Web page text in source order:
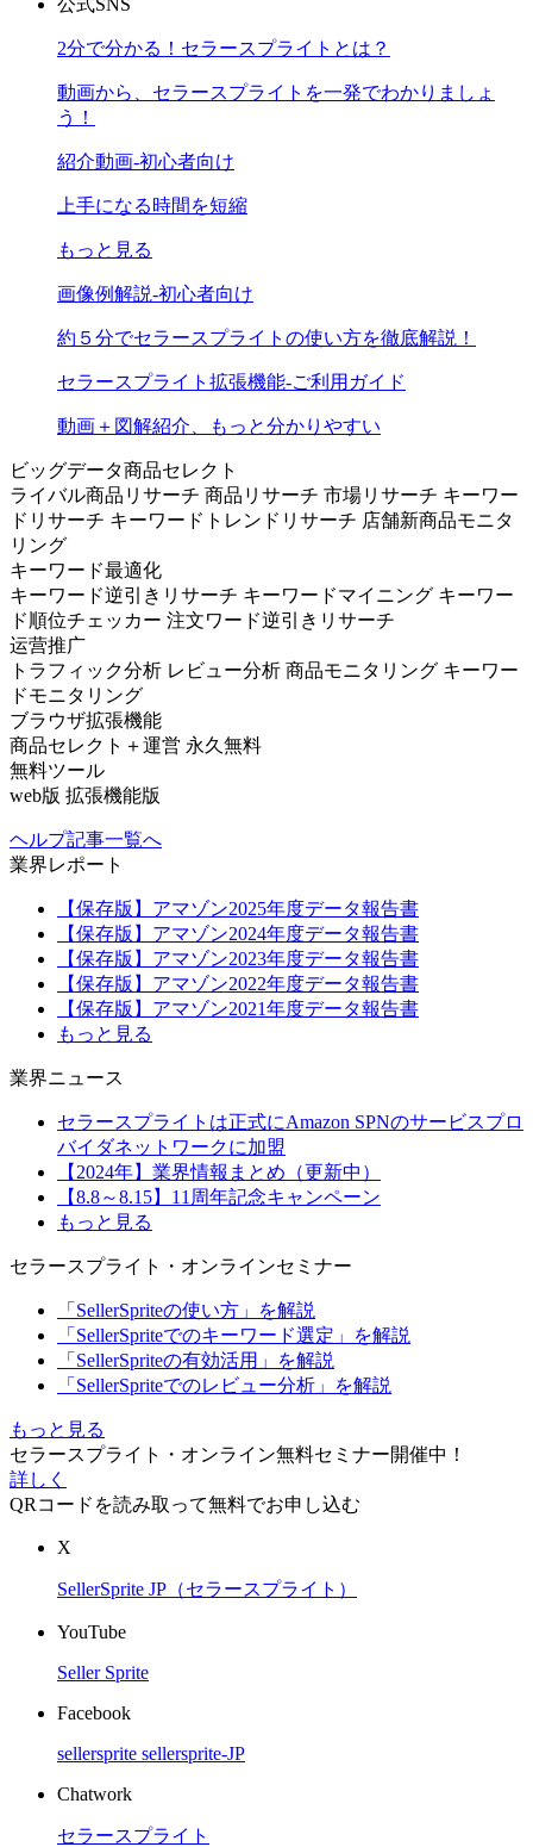
公式SNS
2分で分かる！セラースプライトとは？
動画から、セラースプライトを一発でわかりましょ
う！
紹介動画-初心者向け
上手になる時間を短縮
もっと見る
画像例解説-初心者向け
約５分でセラースプライトの使い方を徹底解説！
セラースプライト拡張機能-ご利用ガイド
動画＋図解紹介、もっと分かりやすい
ビッグデータ商品セレクト
ライバル商品リサーチ 商品リサーチ 市場リサーチ キーワー
ドリサーチ キーワードトレンドリサーチ 店舗新商品モニタ
リング
キーワード最適化
キーワード逆引きリサーチ キーワードマイニング キーワー
ド順位チェッカー 注文ワード逆引きリサーチ
运营推广
トラフィック分析 レビュー分析 商品モニタリング キーワー
ドモニタリング
ブラウザ拡張機能
商品セレクト＋運営 永久無料
無料ツール
web版 拡張機能版
ヘルプ記事一覧へ
業界レポート
【保存版】アマゾン2025年度データ報告書
【保存版】アマゾン2024年度データ報告書
【保存版】アマゾン2023年度データ報告書
【保存版】アマゾン2022年度データ報告書
【保存版】アマゾン2021年度データ報告書
もっと見る
業界ニュース
セラースプライトは正式にAmazon SPNのサービスプロ
バイダネットワークに加盟
【2024年】業界情報まとめ（更新中）
【8.8～8.15】11周年記念キャンペーン
もっと見る
セラースプライト・オンラインセミナー
「SellerSpriteの使い方」を解説
「SellerSpriteでのキーワード選定」を解説
「SellerSpriteの有効活用」を解説
「SellerSpriteでのレビュー分析」を解説
もっと見る
セラースプライト・オンライン無料セミナー開催中！
詳しく
QRコードを読み取って無料でお申し込む
X
SellerSprite JP（セラースプライト）
YouTube
Seller Sprite
Facebook
sellersprite sellersprite-JP
Chatwork
セラースプライト